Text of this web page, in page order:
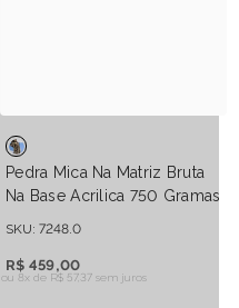
Pedra Mica Na Matriz Bruta
Na Base Acrilica 750 Gramas
SKU: 7248.0
R$ 459,00
ou 8x de R$ 57,37 sem juros